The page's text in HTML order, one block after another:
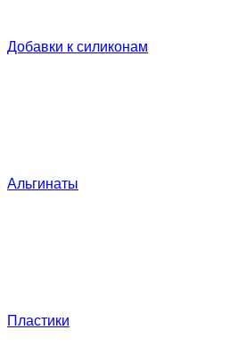
Добавки к силиконам
Альгинаты
Пластики